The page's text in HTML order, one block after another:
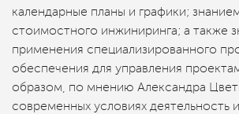
календарные планы и графики;
стоимостного инжиниринга; а также
применения специализированного
обеспечения для управления
образом, по мнению Александра
современных условиях деятельность